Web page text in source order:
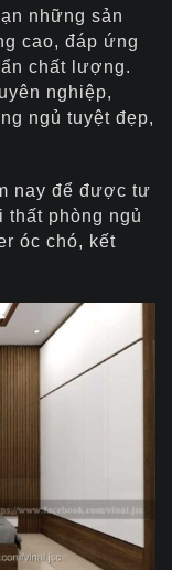
những sản
cao, đáp ứng
chất lượng.
nghiệp,
ngủ tuyệt đẹp,
nay để được tư
thất phòng ngủ
óc chó, kết